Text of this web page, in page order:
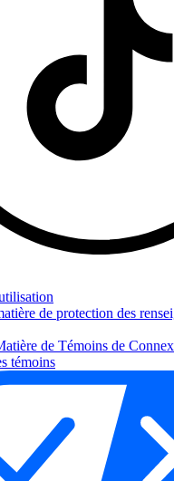
de protection des
de Témoins de
témoins